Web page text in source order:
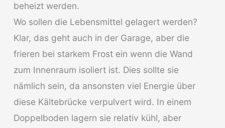
beheizt werden.
Wo sollen die Lebensmittel gelagert werden?
Klar, das geht auch in der Garage, aber die
frieren bei starkem Frost ein wenn die Wand
zum Innenraum isoliert ist. Dies sollte sie
nämlich sein, da ansonsten viel Energie über
diese Kältebrücke verpulvert wird. In einem
Doppelboden lagern sie relativ kühl, aber